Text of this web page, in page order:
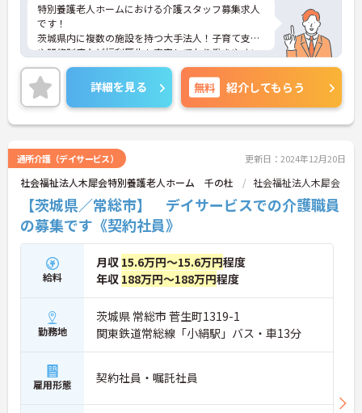
特別養護老人ホームにおける介護スタッフ募集求人
です！
茨城県内に複数の施設を持つ大手法人！子育て支援
や研修制度など福利厚生も充実しており働きやすい
環境です！
ご興味ある方には、面接のポイントなど、さらに詳
細をお話致しますのでお気軽にご相談ください。
詳細を見る 無料 紹介してもらう
通所介護（デイサービス） 更新日：2024年12月20日
社会福祉法人木犀会特別養護老人ホーム 千の杜 社会福祉法人木犀会
【茨城県／常総市】 デイサービスでの介護職員
の募集です《契約社員》
給料
月収 15.6万円～15.6万円程度
年収 188万円～188万円程度
勤務地
茨城県 常総市 菅生町1319-1
関東鉄道常総線「小絹駅」バス・車13分
雇用形態 契約社員・嘱託社員